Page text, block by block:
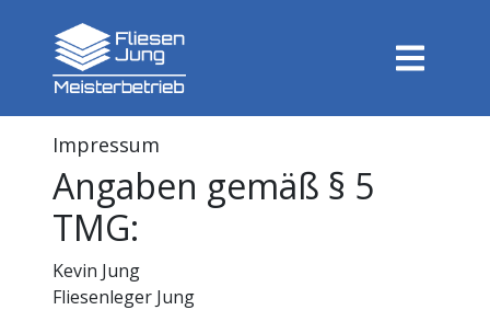
Impressum
Angaben gemäß § 5
TMG:
Kevin Jung
Fliesenleger Jung